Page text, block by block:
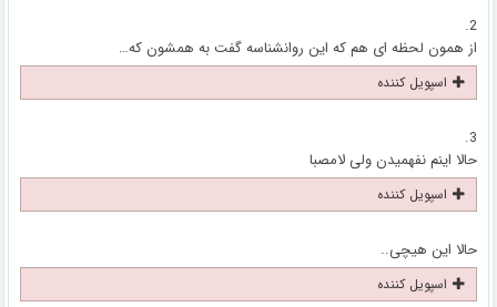
2.
از همون لحظه ای هم که این روانشناسه گفت به همشون که…
اسپویل کننده
3.
حالا اینم نفهمیدن ولی لامصبا
اسپویل کننده
حالا این هیچی..
اسپویل کننده